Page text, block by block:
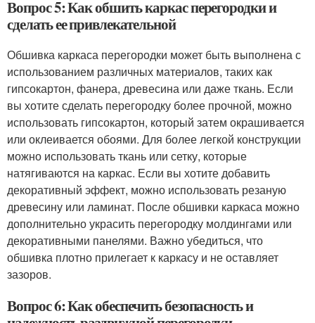
Вопрос 5: Как обшить каркас перегородки и
сделать ее привлекательной
Обшивка каркаса перегородки может быть выполнена с
использованием различных материалов, таких как
гипсокартон, фанера, древесина или даже ткань. Если
вы хотите сделать перегородку более прочной, можно
использовать гипсокартон, который затем окрашивается
или оклеивается обоями. Для более легкой конструкции
можно использовать ткань или сетку, которые
натягиваются на каркас. Если вы хотите добавить
декоративный эффект, можно использовать резаную
древесину или ламинат. После обшивки каркаса можно
дополнительно украсить перегородку молдингами или
декоративными панелями. Важно убедиться, что
обшивка плотно прилегает к каркасу и не оставляет
зазоров.
Вопрос 6: Как обеспечить безопасность и